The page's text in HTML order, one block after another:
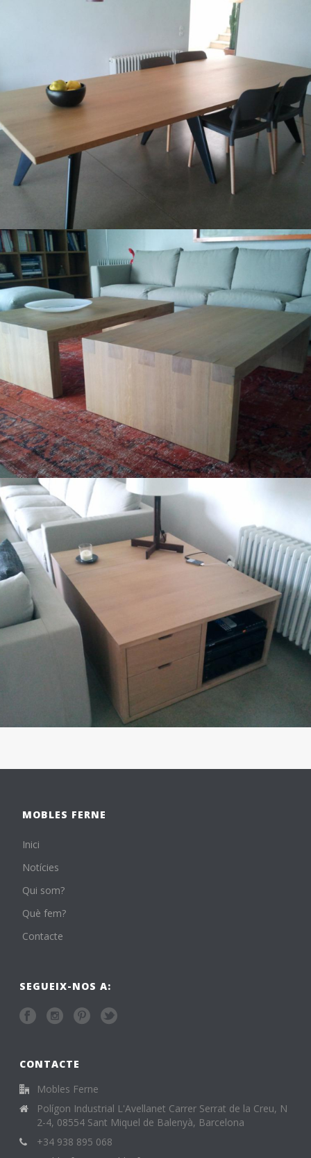
MOBLES FERNE
Inici
Notícies
Qui som?
Què fem?
Contacte
SEGUEIX-NOS A:
CONTACTE
Mobles Ferne
Polígon Industrial L'Avellanet Carrer Serrat de la Creu, N
2-4, 08554 Sant Miquel de Balenyà, Barcelona
+34 938 895 068